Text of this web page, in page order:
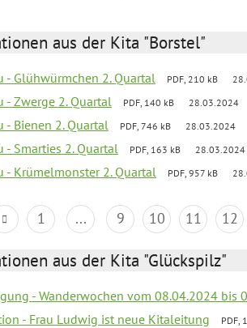
aus der Kita "Borstel"
- Glühwürmchen 2. Quartal PDF, 210 kB
- Zwerge 2. Quartal PDF, 140 kB 28.03.2024
- Bienen 2. Quartal PDF, 746 kB 28.03.2024
- Smarties 2. Quartal PDF, 163 kB 28.03.2024
- Krümelmonster 2. Quartal PDF, 957 kB
1 ... 9 10 11 12
aus der Kita "Glückspilz"
- Wanderwochen vom 08.04.2024 bis
- Frau Ludwig ist neue Kitaleitung PDF,